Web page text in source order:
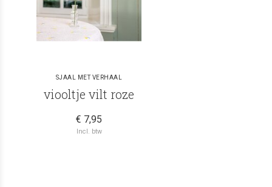
SJAAL MET VERHAAL
viooltje vilt roze
€ 7,95
Incl. btw